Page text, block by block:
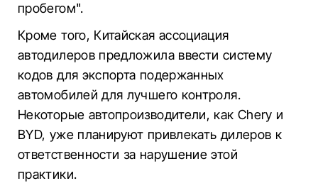
пробегом".
Кроме того, Китайская ассоциация
автодилеров предложила ввести систему
кодов для экспорта подержанных
автомобилей для лучшего контроля.
Некоторые автопроизводители, как Chery и
BYD, уже планируют привлекать дилеров к
ответственности за нарушение этой
практики.